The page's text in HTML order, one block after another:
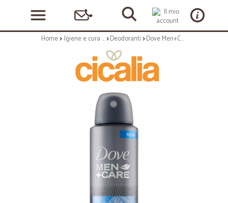
Home Igiene e cura personale Deodoranti Dove Men+Care Cool Fresh Anti-Perspirant 150 ml